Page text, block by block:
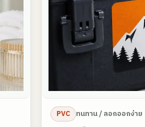
PVC ทนทาน / ลอกออกง่าย